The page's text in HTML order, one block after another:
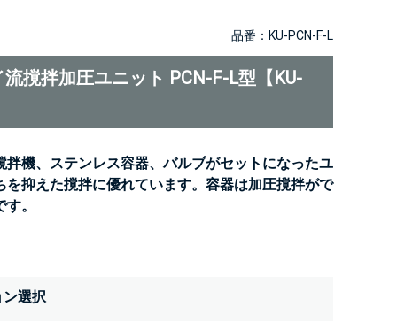
品番：KU-PCN-F-L
撹拌加圧ユニット PCN-F-L型【KU-
拌機、ステンレス容器、バルブがセットになったユ
を抑えた撹拌に優れています。容器は加圧撹拌がで
。
ン選択